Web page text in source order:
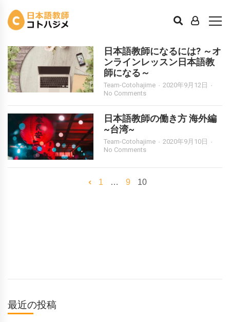
働き方
日本語教師になるには? ～オ
ンラインレッスン日本語教
師になる～
Team-Cotohajime
2020年9月12日
No Comments
日本語教師の働き方 海外編
~台湾~
Team-Cotohajime
2020年9月10日
No Comments
1 … 9 10
最近の投稿